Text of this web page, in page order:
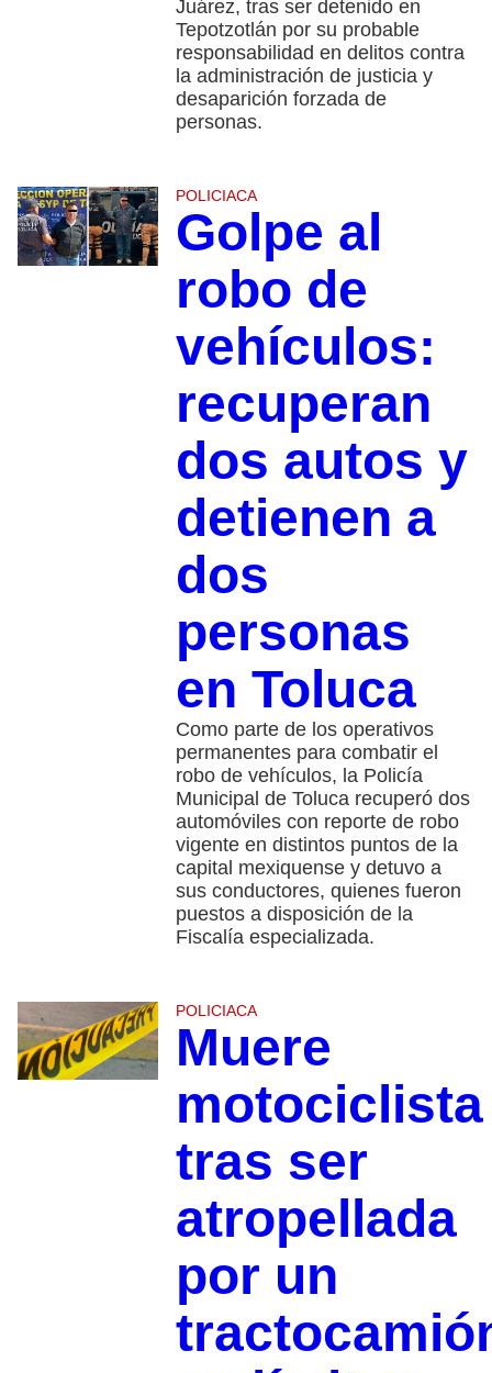
Juárez, tras ser detenido en
Tepotzotlán por su probable
responsabilidad en delitos contra
la administración de justicia y
desaparición forzada de
personas.
POLICIACA
Golpe al
robo de
vehículos:
recuperan
dos autos y
detienen a
dos
personas
en Toluca
Como parte de los operativos
permanentes para combatir el
robo de vehículos, la Policía
Municipal de Toluca recuperó dos
automóviles con reporte de robo
vigente en distintos puntos de la
capital mexiquense y detuvo a
sus conductores, quienes fueron
puestos a disposición de la
Fiscalía especializada.
POLICIACA
Muere
motociclista
tras ser
atropellada
por un